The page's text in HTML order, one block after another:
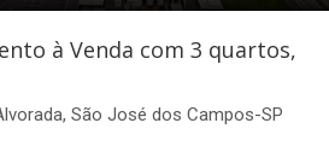
à Venda com 3 quartos,
São José dos Campos-SP